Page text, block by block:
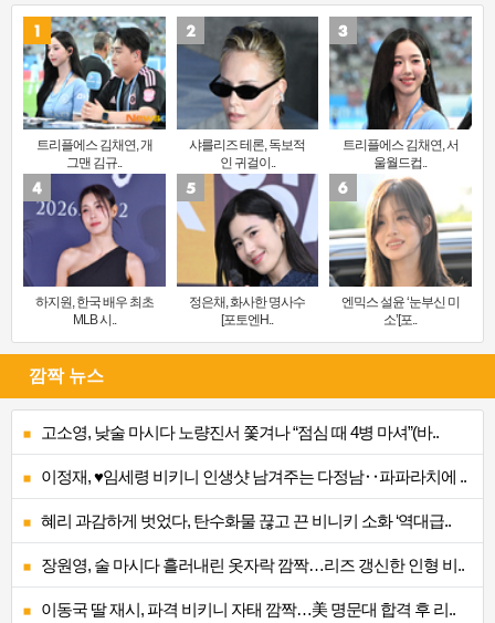
트리플에스 김채연, 개
그맨 김규..
샤를리즈 테론, 독보적
인 귀걸이..
트리플에스 김채연, 서
울월드컵..
하지원, 한국 배우 최초
MLB 시..
정은채, 화사한 명사수
[포토엔H..
엔믹스 설윤 ‘눈부신 미
소’[포..
깜짝 뉴스
고소영, 낮술 마시다 노량진서 쫓겨나 “점심 때 4병 마셔”(바..
이정재, ♥임세령 비키니 인생샷 남겨주는 다정남‥파파라치에 ..
혜리 과감하게 벗었다, 탄수화물 끊고 끈 비니키 소화 ‘역대급..
장원영, 술 마시다 흘러내린 옷자락 깜짝…리즈 갱신한 인형 비..
이동국 딸 재시, 파격 비키니 자태 깜짝…美 명문대 합격 후 리..